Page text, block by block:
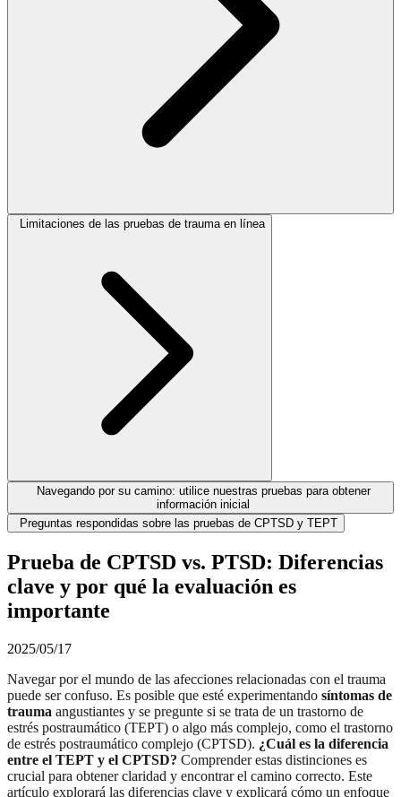
Limitaciones de las pruebas de trauma en línea
Navegando por su camino: utilice nuestras pruebas para obtener
información inicial
Preguntas respondidas sobre las pruebas de CPTSD y TEPT
Prueba de CPTSD vs. PTSD: Diferencias
clave y por qué la evaluación es
importante
2025/05/17
Navegar por el mundo de las afecciones relacionadas con el trauma
puede ser confuso. Es posible que esté experimentando síntomas de
trauma angustiantes y se pregunte si se trata de un trastorno de
estrés postraumático (TEPT) o algo más complejo, como el trastorno
de estrés postraumático complejo (CPTSD). ¿Cuál es la diferencia
entre el TEPT y el CPTSD? Comprender estas distinciones es
crucial para obtener claridad y encontrar el camino correcto. Este
artículo explorará las diferencias clave y explicará cómo un enfoque